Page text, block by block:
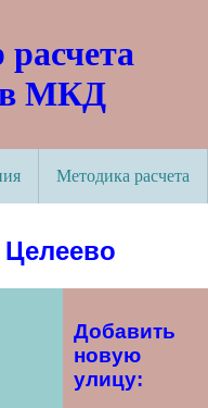
в МКД
Методика расчета
Добавить
новую
улицу: